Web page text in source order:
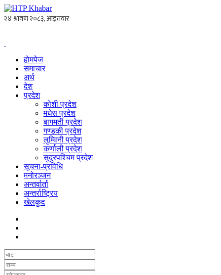
होमपेज
समाचार
अर्थ
देश
प्रदेश
कोशी प्रदेश
मधेस प्रदेश
बागमती प्रदेश
गण्डकी प्रदेश
लुम्विनी प्रदेश
कर्णाली प्रदेश
सुदुरपश्चिम प्रदेश
सूचना-प्रविधि
मनोरञ्जन
अन्तर्वार्ता
अन्तर्राष्ट्रिय
खेलकुद